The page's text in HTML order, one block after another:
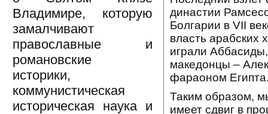
Владимире, которую
замалчивают
православные и
романовские
историки,
коммунистическая
историческая наука и
династии
Болгарии в VII
власть арабских
играли
македонцы –
фараоном
Таким образом,
имеет сдвиг в